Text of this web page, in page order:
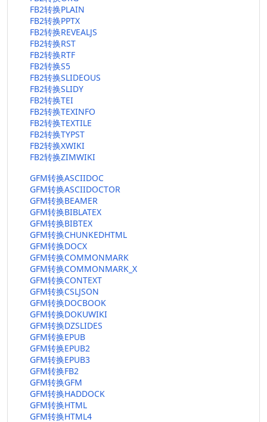
FB2转换PLAIN
FB2转换PPTX
FB2转换REVEALJS
FB2转换RST
FB2转换RTF
FB2转换S5
FB2转换SLIDEOUS
FB2转换SLIDY
FB2转换TEI
FB2转换TEXINFO
FB2转换TEXTILE
FB2转换TYPST
FB2转换XWIKI
FB2转换ZIMWIKI
GFM转换ASCIIDOC
GFM转换ASCIIDOCTOR
GFM转换BEAMER
GFM转换BIBLATEX
GFM转换BIBTEX
GFM转换CHUNKEDHTML
GFM转换DOCX
GFM转换COMMONMARK
GFM转换COMMONMARK_X
GFM转换CONTEXT
GFM转换CSLJSON
GFM转换DOCBOOK
GFM转换DOKUWIKI
GFM转换DZSLIDES
GFM转换EPUB
GFM转换EPUB2
GFM转换EPUB3
GFM转换FB2
GFM转换GFM
GFM转换HADDOCK
GFM转换HTML
GFM转换HTML4